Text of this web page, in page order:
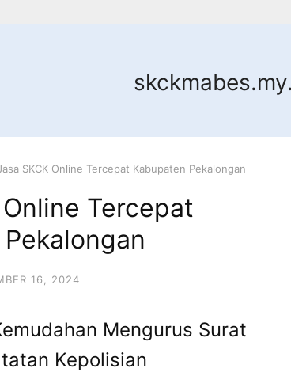
SKCK Online Tercepat Kabupaten Pekalongan
Tercepat
16, 2024
Mengurus Surat
Kepolisian